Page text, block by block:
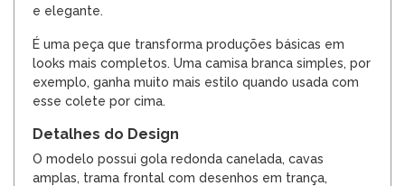
e elegante.
É uma peça que transforma produções básicas em
looks mais completos. Uma camisa branca simples, por
exemplo, ganha muito mais estilo quando usada com
esse colete por cima.
Detalhes do Design
O modelo possui gola redonda canelada, cavas
amplas, trama frontal com desenhos em trança,